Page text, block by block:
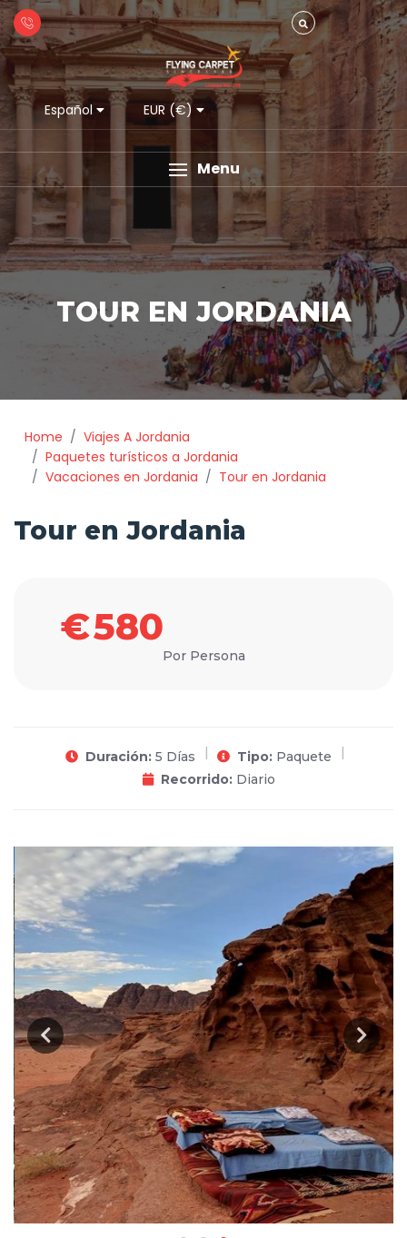
Español EUR (€)
Menu
TOUR EN JORDANIA
Home
Viajes A Jordania
Paquetes turísticos a Jordania
Vacaciones en Jordania
Tour en Jordania
Tour en Jordania
€580
Por Persona
Duración: 5 Días Tipo: Paquete
Recorrido: Diario